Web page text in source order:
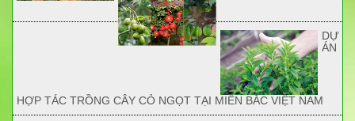
DỰ
ÁN
HỢP TÁC TRỒNG CÂY CỎ NGỌT TẠI MIỀN BẮC VIỆT NAM